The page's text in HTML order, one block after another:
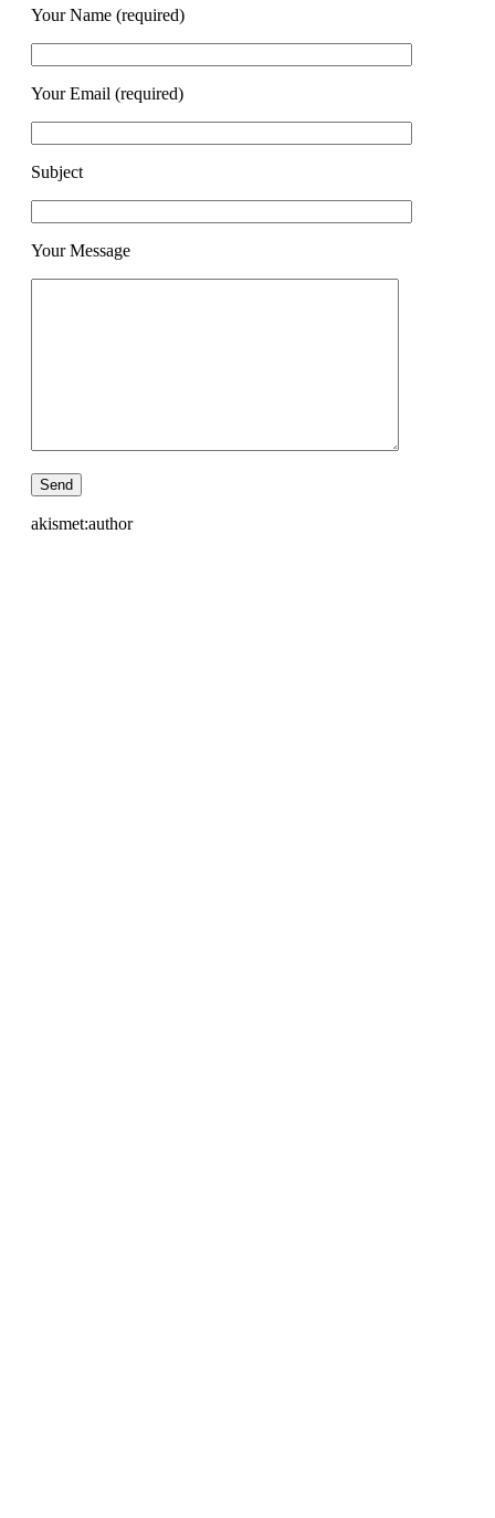
Your Name (required)
Your Email (required)
Subject
Your Message
akismet:author